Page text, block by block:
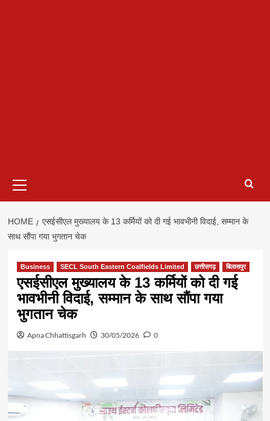
Menu
HOME
एसईसीएल मुख्यालय के 13 कर्मियों को दी गई भावभीनी विदाई, सम्मान के
साथ सौंपा गया भुगतान चेक
Business SECL South Eastern Coalfields Limited छत्तीसगढ़ बिलासपुर
एसईसीएल मुख्यालय के 13 कर्मियों को दी गई
भावभीनी विदाई, सम्मान के साथ सौंपा गया
भुगतान चेक
Apna Chhattisgarh 30/05/2026 0